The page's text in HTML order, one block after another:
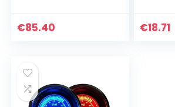
auto‘s, compatibel
€85.40 €18.71